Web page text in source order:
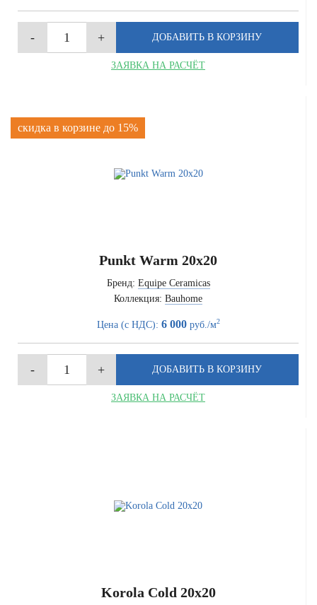
ЗАЯВКА НА РАСЧЁТ
скидка в корзине до 15%
Punkt Warm 20x20
Бренд: Equipe Ceramicas
Коллекция: Bauhome
Цена (с НДС): 6 000руб./м2
ЗАЯВКА НА РАСЧЁТ
Korola Cold 20x20